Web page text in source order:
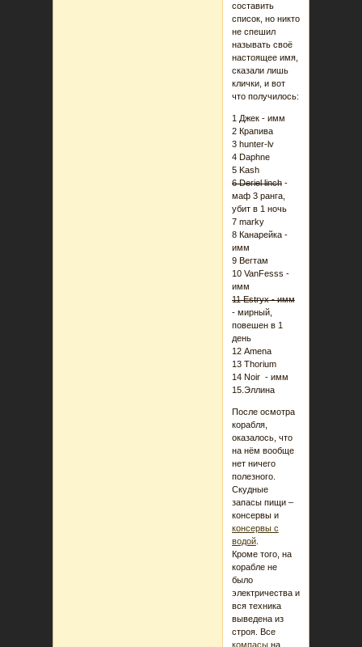
составить
список, но никто
не спешил
называть своё
настоящее имя,
сказали лишь
клички, и вот
что получилось:
1 Джек - имм
2 Крапива
3 hunter-lv
4 Daphne
5 Kash
6 Deriel linch-
маф 3 ранга,
убит в 1 ночь
7 marky
8 Канарейка -
имм
9 Вегтам
10 VanFesss -
имм
11 Estryx - имм
- мирный,
повешен в 1
день
12 Amena
13 Thorium
14 Noir - имм
15.Эллина
После осмотра
корабля,
оказалось, что
на нём вообще
нет ничего
полезного.
Скудные
запасы пищи –
консервы и
консервы с
водой.
Кроме того, на
корабле не
было
электричества и
вся техника
выведена из
строя. Все
компасына